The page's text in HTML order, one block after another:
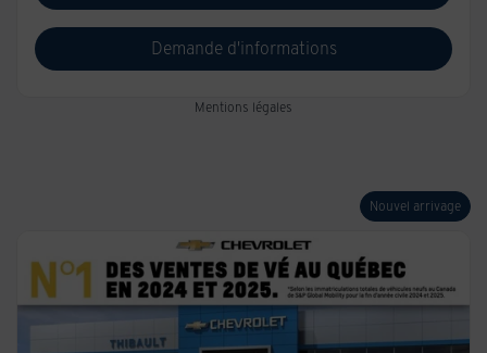
Demande d'informations
Mentions légales
Nouvel arrivage